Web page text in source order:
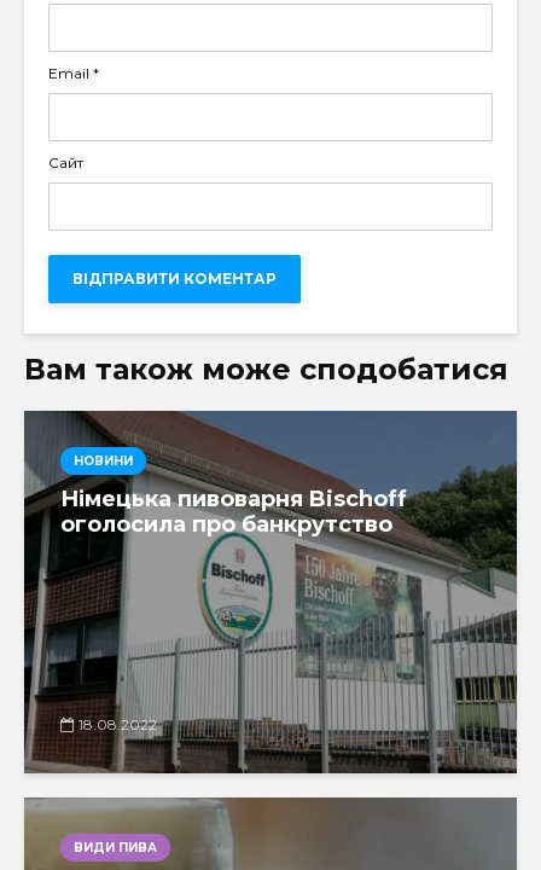
Email *
Сайт
Вам також може сподобатися
НОВИНИ
Німецька пивоварня Bischoff
оголосила про банкрутство
18.08.2022
ВИДИ ПИВА